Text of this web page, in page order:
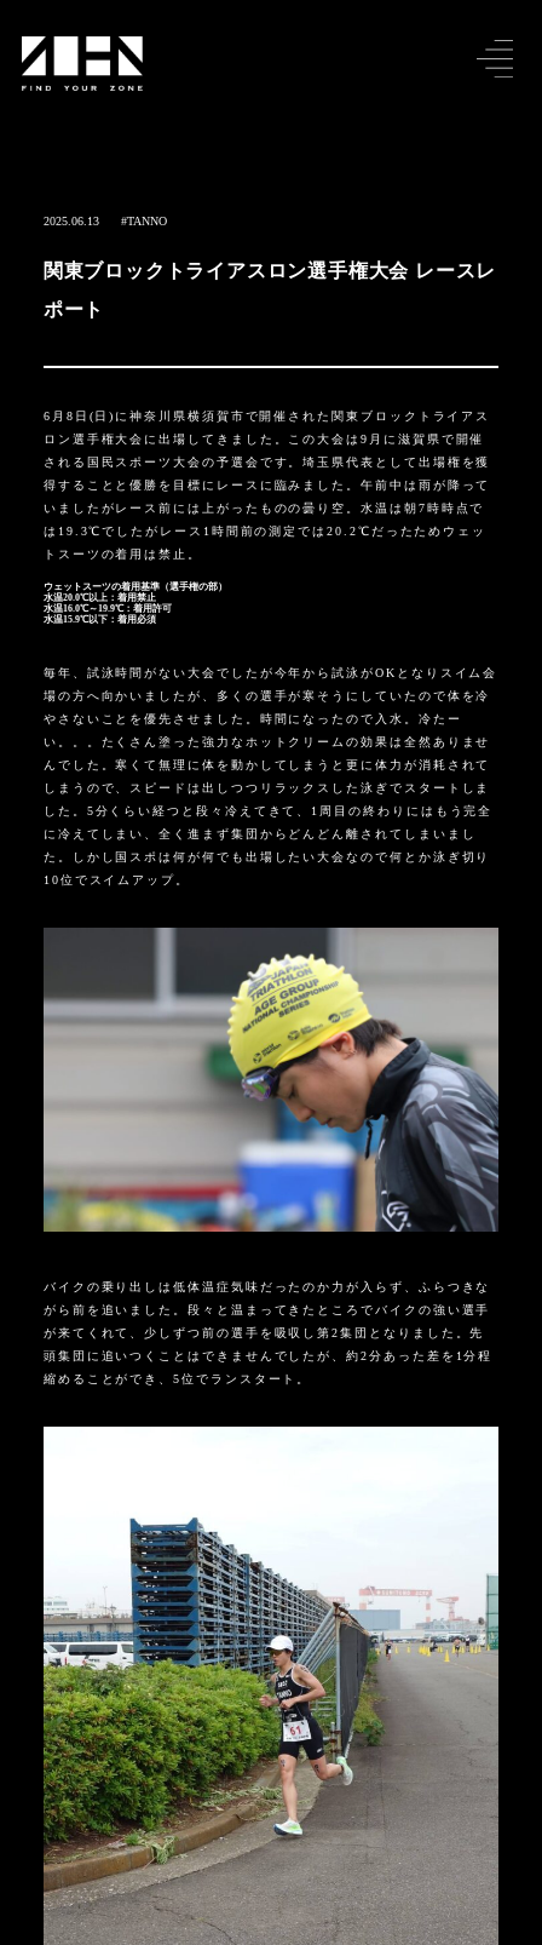
2025.06.13 #TANNO
関東ブロックトライアスロン選手権大会 レースレ
ポート
6月8日(日)に神奈川県横須賀市で開催された関東ブロックトライアス
ロン選手権大会に出場してきました。この大会は9月に滋賀県で開催
される国民スポーツ大会の予選会です。埼玉県代表として出場権を獲
得することと優勝を目標にレースに臨みました。午前中は雨が降って
いましたがレース前には上がったものの曇り空。水温は朝7時時点で
は19.3℃でしたがレース1時間前の測定では20.2℃だったためウェッ
トスーツの着用は禁止。
ウェットスーツの着用基準（選手権の部）
水温20.0℃以上：着用禁止
水温16.0℃～19.9℃：着用許可
水温15.9℃以下：着用必須
毎年、試泳時間がない大会でしたが今年から試泳がOKとなりスイム会
場の方へ向かいましたが、多くの選手が寒そうにしていたので体を冷
やさないことを優先させました。時間になったので入水。冷たー
い。。。たくさん塗った強力なホットクリームの効果は全然ありませ
んでした。寒くて無理に体を動かしてしまうと更に体力が消耗されて
しまうので、スピードは出しつつリラックスした泳ぎでスタートしま
した。5分くらい経つと段々冷えてきて、1周目の終わりにはもう完全
に冷えてしまい、全く進まず集団からどんどん離されてしまいまし
た。しかし国スポは何が何でも出場したい大会なので何とか泳ぎ切り
10位でスイムアップ。
バイクの乗り出しは低体温症気味だったのか力が入らず、ふらつきな
がら前を追いました。段々と温まってきたところでバイクの強い選手
が来てくれて、少しずつ前の選手を吸収し第2集団となりました。先
頭集団に追いつくことはできませんでしたが、約2分あった差を1分程
縮めることができ、5位でランスタート。